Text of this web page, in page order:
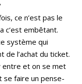
ce n’est pas le
c’est embêtant.
système qui
de l’achat du ticket.
entre et on se met
se faire un pense-